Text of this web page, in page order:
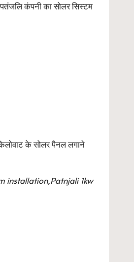
कंपनी का सोलर सिस्टम
के सोलर पैनल लगाने
installation,Patnjali 1kw